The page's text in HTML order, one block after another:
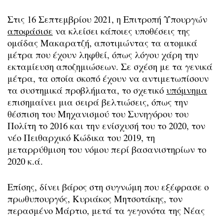
Στις 16 Σεπτεμβρίου 2021, η Επιτροπή Υπουργών
αποφάσισε να κλείσει κάποιες υποθέσεις της
ομάδας Μακαρατζή, αποτιμώντας τα ατομικά
μέτρα που έχουν ληφθεί, όπως λόγου χάρη την
εκταμίευση αποζημιώσεων. Σε σχέση με τα γενικά
μέτρα, τα οποία σκοπό έχουν να αντιμετωπίσουν
τα συστημικά προβλήματα, το σχετικό υπόμνημα
επισημαίνει μια σειρά βελτιώσεις, όπως την
θέσπιση του Μηχανισμού του Συνηγόρου του
Πολίτη το 2016 και την ενίσχυσή του το 2020, τον
νέο Πειθαρχικό Κώδικα του 2019, τη
μεταρρύθμιση του νόμου περί βασανιστηρίων το
2020 κ.ά.
Επίσης, δίνει βάρος στη συγνώμη που εξέφρασε ο
πρωθυπουργός, Κυριάκος Μητσοτάκης, τον
περασμένο Μάρτιο, μετά τα γεγονότα της Νέας